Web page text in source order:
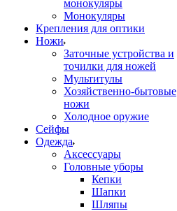
монокуляры
Монокуляры
Крепления для оптики
Ножи
Заточные устройства и
точилки для ножей
Мультитулы
Хозяйственно-бытовые
ножи
Холодное оружие
Сейфы
Одежда
Аксессуары
Головные уборы
Кепки
Шапки
Шляпы